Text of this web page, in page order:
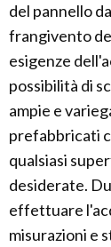
del pannello
frangivento
esigenze
possibilità di
ampie e
prefabbricati
qualsiasi
desiderate.
effettuare
misurazioni e